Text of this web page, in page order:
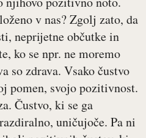
v nas? Zgolj zato, da
neprijetne občutke in
ko se npr. ne moremo
so zdrava. Vsako čustvo
pomen, svojo pozitivnost.
Čustvo, ki se ga
uničujoče. Pa ni